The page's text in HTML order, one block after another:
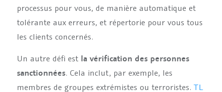
processus pour vous, de manière automatique et
tolérante aux erreurs, et répertorie pour vous tous
les clients concernés.
Un autre défi est la vérification des personnes
sanctionnées. Cela inclut, par exemple, les
membres de groupes extrémistes ou terroristes. TL